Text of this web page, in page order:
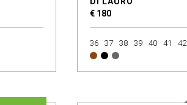
€ 180
36 37 38 39 40 41 42